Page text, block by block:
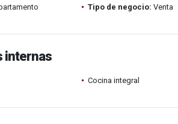
Tipo de negocio: Venta
internas
Cocina integral